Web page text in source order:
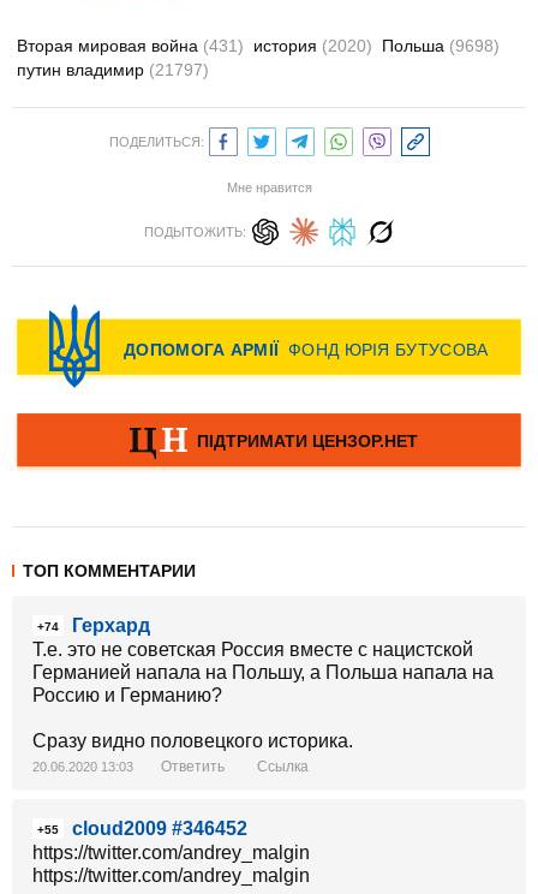
Вторая мировая война (431) история (2020) Польша (9698)
путин владимир (21797)
ПОДЕЛИТЬСЯ:
Мне нравится
ПОДЫТОЖИТЬ:
ТОП КОММЕНТАРИИ
+74
Герхард
Т.е. это не советская Россия вместе с нацистской
Германией напала на Польшу, а Польша напала на
Россию и Германию?
Сразу видно половецкого историка.
20.06.2020 13:03 Ответить Ссылка
+55
cloud2009 #346452
https://twitter.com/andrey_malgin
https://twitter.com/andrey_malgin